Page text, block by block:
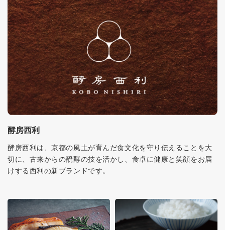
酵房西利
酵房西利は、京都の風土が育んだ食文化を守り伝えることを大
切に、古来からの醗酵の技を活かし、食卓に健康と笑顔をお届
けする西利の新ブランドです。